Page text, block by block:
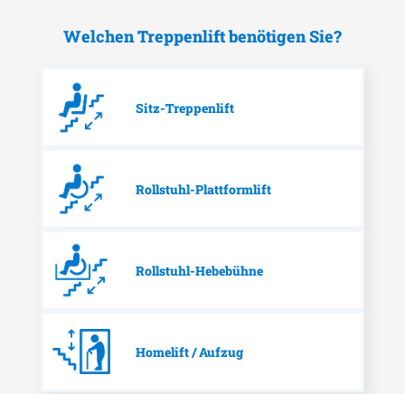
Welchen Treppenlift benötigen Sie?
Sitz-Treppenlift
Rollstuhl-Plattformlift
Rollstuhl-Hebebühne
Homelift / Aufzug